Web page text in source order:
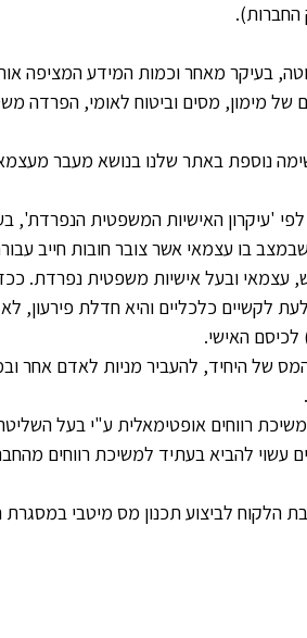
בעיקר מאחר וכמות המידע המציפה
מימון, מסים וביטוח לאומי, הפרדה
נוספת באתר שלנו בנושא מעבר
'עיקרון האישיות המשפטית הנפרדת',
בו עצמאי אשר צובר חובות חייב
ובעל אישיות משפטית נפרדת.
לקשיים כלכליים והיא חדלת פירעון, לא
האישי.
של היחיד, להעביר מניות לאדם אחר
רווחים אופטימאלית ע"י בעל
עשוי להביא בעתיד למשיכת רווחים
הלקוח לביצוע תכנון מס מיטבי במסגרת